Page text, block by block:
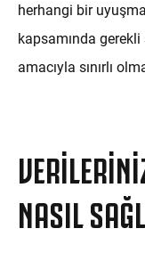
herhangi bir
kapsamında
amacıyla sınırlı
NASIL